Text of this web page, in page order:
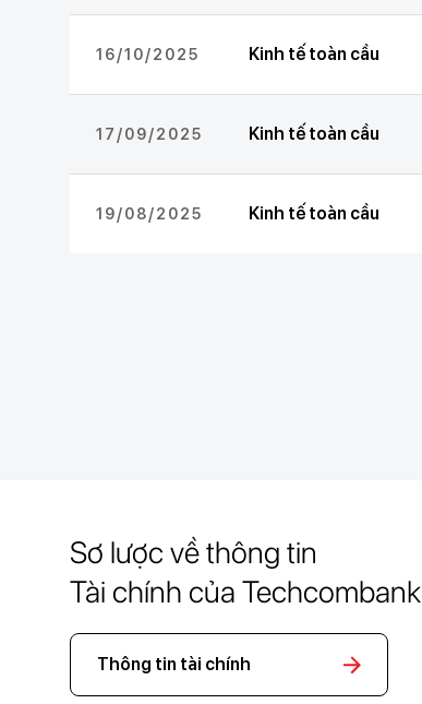
16/10/2025 Kinh tế toàn cầu
17/09/2025 Kinh tế toàn cầu
19/08/2025 Kinh tế toàn cầu
Sơ lược về thông tin
Tài chính của Techcombank
Thông tin tài chính